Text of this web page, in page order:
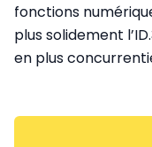
fonctions
plus solidement
en plus